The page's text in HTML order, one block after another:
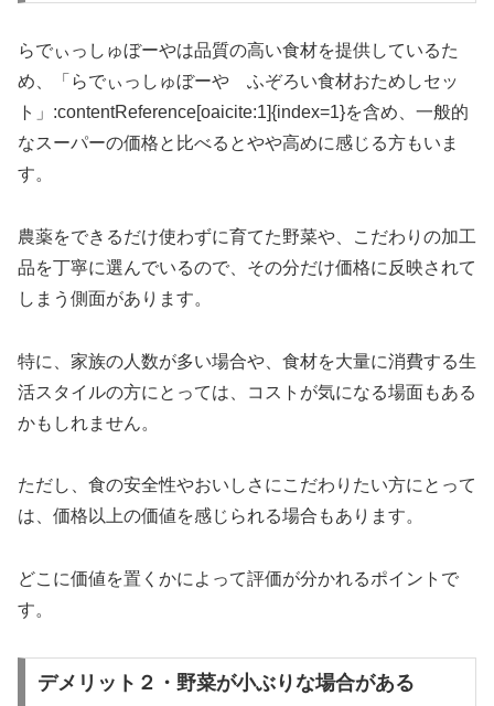
らでぃっしゅぼーやは品質の高い食材を提供しているた
め、「らでぃっしゅぼーや ふぞろい食材おためしセッ
ト」:contentReference[oaicite:1]{index=1}を含め、一般的
なスーパーの価格と比べるとやや高めに感じる方もいま
す。
農薬をできるだけ使わずに育てた野菜や、こだわりの加工
品を丁寧に選んでいるので、その分だけ価格に反映されて
しまう側面があります。
特に、家族の人数が多い場合や、食材を大量に消費する生
活スタイルの方にとっては、コストが気になる場面もある
かもしれません。
ただし、食の安全性やおいしさにこだわりたい方にとって
は、価格以上の価値を感じられる場合もあります。
どこに価値を置くかによって評価が分かれるポイントで
す。
デメリット２・野菜が小ぶりな場合がある